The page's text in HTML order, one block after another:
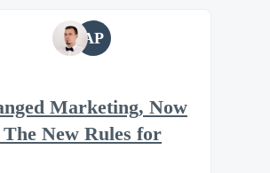
AP
Marketing, Now
New Rules for